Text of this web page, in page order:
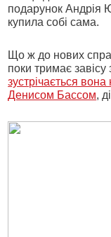
подарунок Андрія
купила собі сама.
Що ж до нових
поки тримає
зустрічається
Денисом Бассом,